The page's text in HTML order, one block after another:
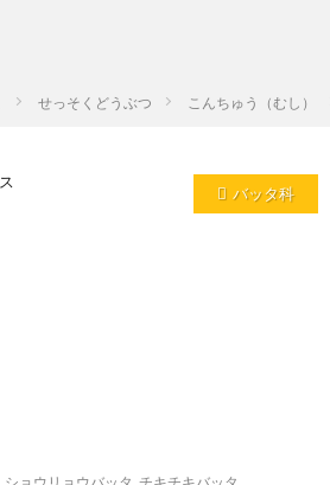
せっそくどうぶつ こんちゅう（むし）
バッタ科
ショウリョウバッタ チキチキバッタ